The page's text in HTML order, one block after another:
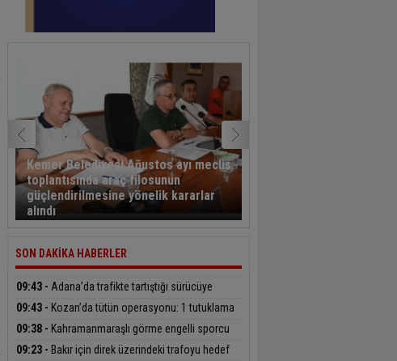
Kemer Belediyesi Ağustos ayı meclis
toplantısında araç filosunun
güçlendirilmesine yönelik kararlar
alındı
SON DAKİKA HABERLER
09:43 - Adana’da trafikte tartıştığı sürücüye
testereyle saldıran şahıs kamerada
09:43 - Kozan’da tütün operasyonu: 1 tutuklama
09:38 - Kahramanmaraşlı görme engelli sporcu
Avrupa Şampiyonası’ndan 4 madalyayla döndü
09:23 - Bakır için direk üzerindeki trafoyu hedef